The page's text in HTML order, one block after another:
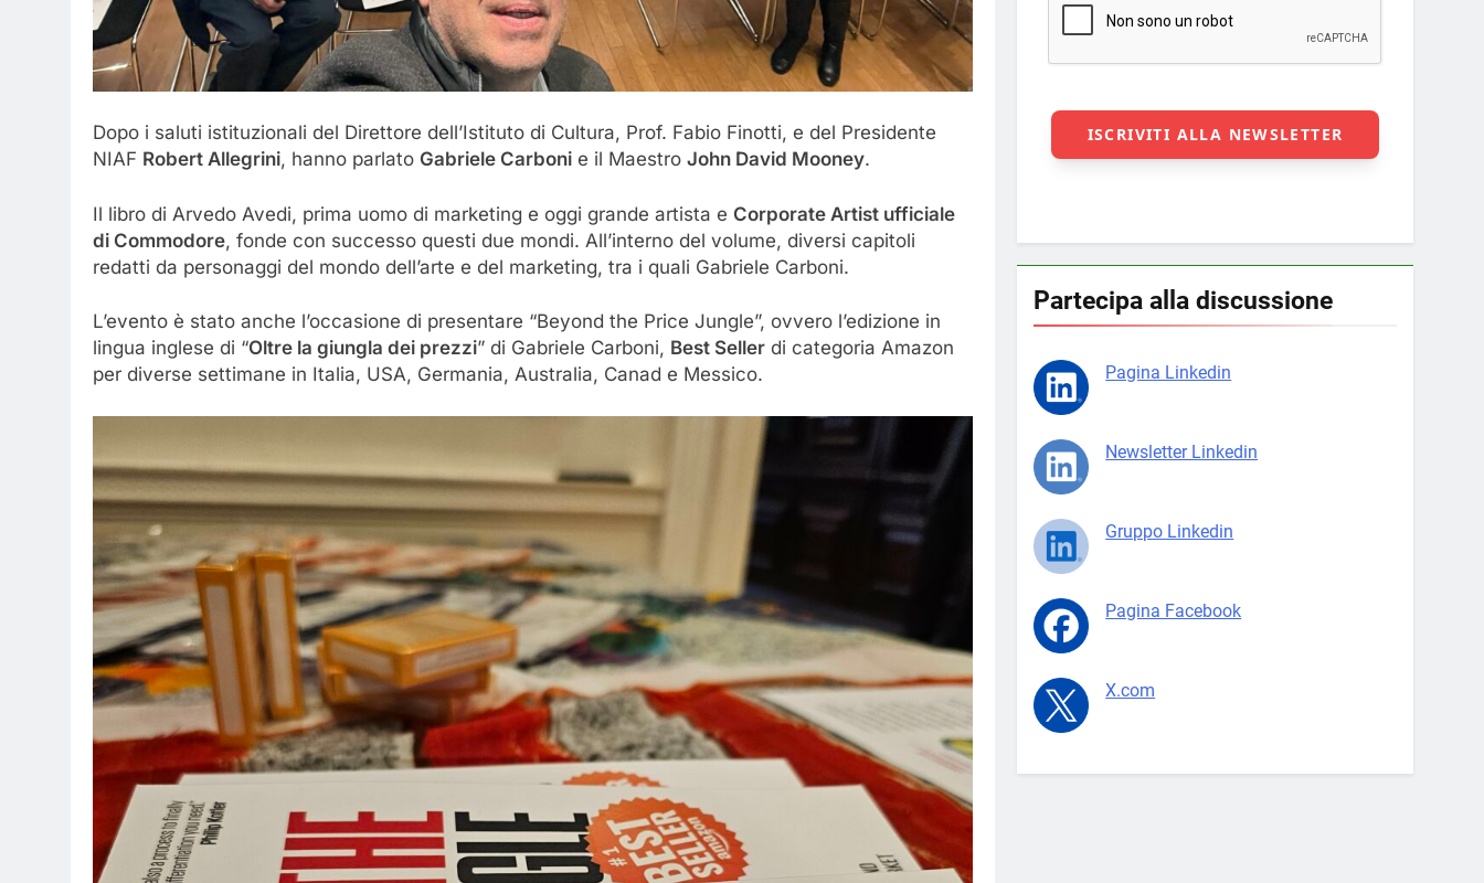
Dopo i saluti istituzionali del Direttore dell’Istituto di Cultura, Prof. Fabio Finotti, e del Presidente
NIAF Robert Allegrini, hanno parlato Gabriele Carboni e il Maestro John David Mooney.
Il libro di Arvedo Avedi, prima uomo di marketing e oggi grande artista e Corporate Artist ufficiale
di Commodore, fonde con successo questi due mondi. All’interno del volume, diversi capitoli
redatti da personaggi del mondo dell’arte e del marketing, tra i quali Gabriele Carboni.
L’evento è stato anche l’occasione di presentare “Beyond the Price Jungle”, ovvero l’edizione in
lingua inglese di “Oltre la giungla dei prezzi” di Gabriele Carboni, Best Seller di categoria Amazon
per diverse settimane in Italia, USA, Germania, Australia, Canad e Messico.
Partecipa alla discussione
Pagina Linkedin
Newsletter Linkedin
Gruppo Linkedin
Pagina Facebook
X.com